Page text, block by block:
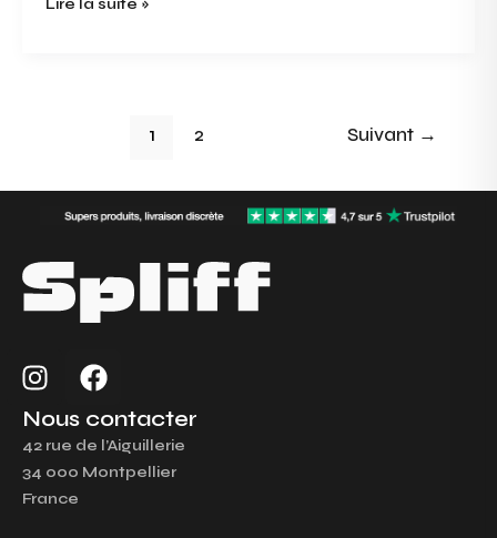
Lire la suite »
1 2 Suivant →
I
n
s
t
a
g
F
a
c
e
b
Nous contacter
42 rue de l’Aiguillerie
34 000 Montpellier
France